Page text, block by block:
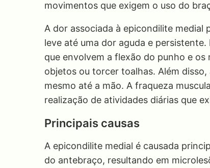
movimentos que exigem o uso do
A dor associada à epicondilite
leve até uma dor aguda e
que envolvem a flexão do punho e
objetos ou torcer toalhas. Além
mesmo até a mão. A fraqueza
realização de atividades diárias que
Principais causas
A epicondilite medial é causada
do antebraço, resultando em